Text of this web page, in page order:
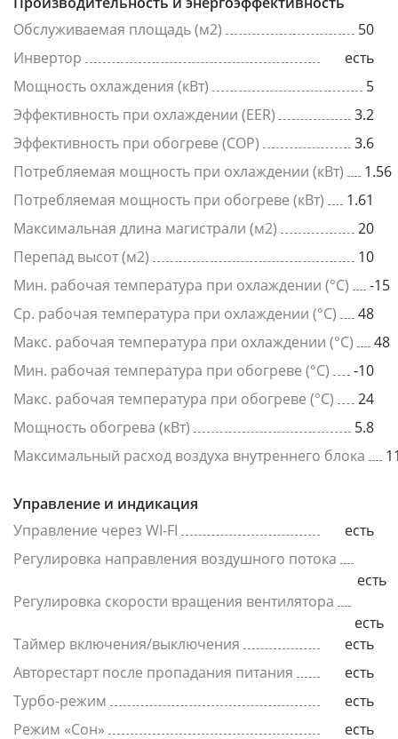
Обслуживаемая площадь (м2)
50
Инвертор
есть
Мощность охлаждения (кВт)
5
Эффективность при охлаждении (EER)
3.2
Эффективность при обогреве (COP)
3.6
Потребляемая мощность при охлаждении (кВт)
1.56
Потребляемая мощность при обогреве (кВт)
1.61
Максимальная длина магистрали (м2)
20
Перепад высот (м2)
10
Мин. рабочая температура при охлаждении (°C)
-15
Ср. рабочая температура при охлаждении (°C)
48
Макс. рабочая температура при охлаждении (°C)
48
Мин. рабочая температура при обогреве (°C)
-10
Макс. рабочая температура при обогреве (°C)
24
Мощность обогрева (кВт)
5.8
Максимальный расход воздуха внутреннего блока
Управление и индикация
Управление через WI-FI
есть
Регулировка направления воздушного потока
есть
Регулировка скорости вращения вентилятора
есть
Таймер включения/выключения
есть
Авторестарт после пропадания питания
есть
Турбо-режим
есть
Режим «Сон»
есть